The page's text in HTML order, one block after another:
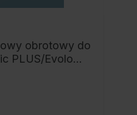
obrotowy do
PLUS/Evolo